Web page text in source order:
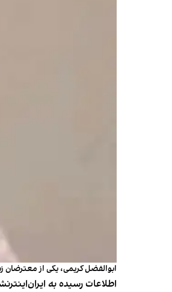
ابوالفضل کریمی، یکی از معترضان